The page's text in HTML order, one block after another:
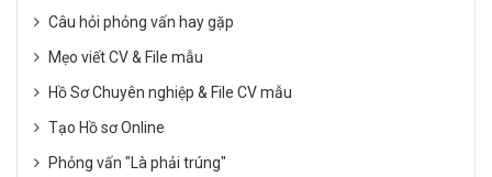
Câu hỏi phỏng vấn hay gặp
Mẹo viết CV & File mẫu
Hồ Sơ Chuyên nghiệp & File CV mẫu
Tạo Hồ sơ Online
Phỏng vấn "Là phải trúng"